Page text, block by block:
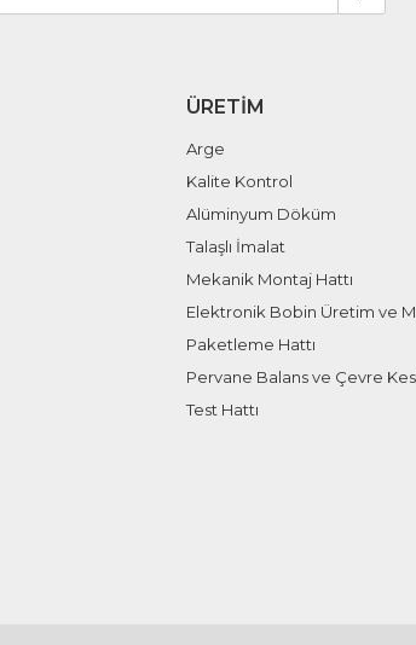
ÜRETIM
Arge
Kalite Kontrol
Alüminyum Döküm
Talaşlı İmalat
Mekanik Montaj Hattı
Elektronik Bobin Üretim ve
Paketleme Hattı
Pervane Balans ve Çevre
Test Hattı